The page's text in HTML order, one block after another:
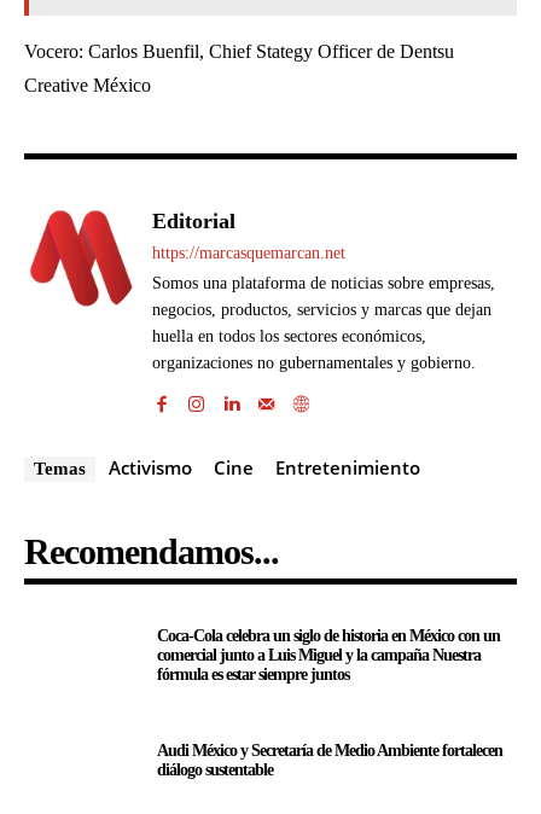
Vocero: Carlos Buenfil, Chief Stategy Officer de Dentsu
Creative México
Editorial
https://marcasquemarcan.net
Somos una plataforma de noticias sobre empresas,
negocios, productos, servicios y marcas que dejan
huella en todos los sectores económicos,
organizaciones no gubernamentales y gobierno.
Temas Activismo Cine Entretenimiento
Recomendamos...
Coca-Cola celebra un siglo de historia en México con un
comercial junto a Luis Miguel y la campaña Nuestra
fórmula es estar siempre juntos
Audi México y Secretaría de Medio Ambiente fortalecen
diálogo sustentable